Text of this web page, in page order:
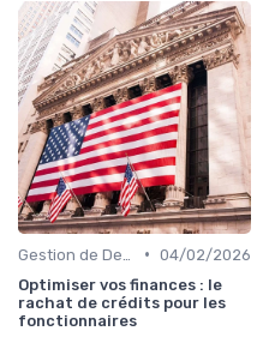
• 04/02/2026
Optimiser vos finances : le
rachat de crédits pour les
fonctionnaires